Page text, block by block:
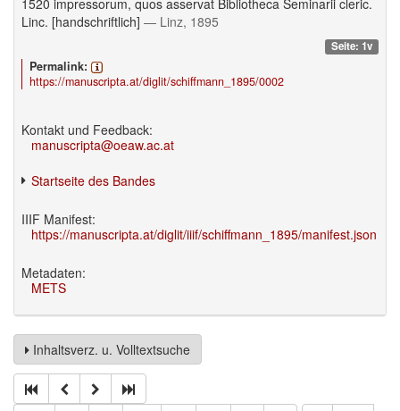
1520 impressorum, quos asservat Bibliotheca Seminarii cleric.
Linc. [handschriftlich] — Linz, 1895
Seite: 1v
Permalink:
https://manuscripta.at/diglit/schiffmann_1895/0002
Kontakt und Feedback:
manuscripta@oeaw.ac.at
Startseite des Bandes
IIIF Manifest:
https://manuscripta.at/diglit/iiif/schiffmann_1895/manifest.json
Metadaten:
METS
Inhaltsverz. u. Volltextsuche